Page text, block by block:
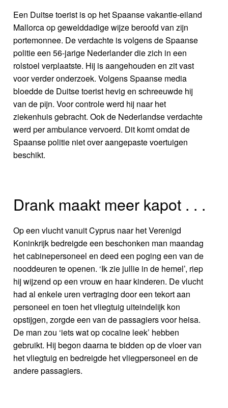
Een Duitse toerist is op het Spaanse vakantie-eiland
Mallorca op gewelddadige wijze beroofd van zijn
portemonnee. De verdachte is volgens de Spaanse
politie een 56-jarige Nederlander die zich in een
rolstoel verplaatste. Hij is aangehouden en zit vast
voor verder onderzoek. Volgens Spaanse media
bloedde de Duitse toerist hevig en schreeuwde hij
van de pijn. Voor controle werd hij naar het
ziekenhuis gebracht. Ook de Nederlandse verdachte
werd per ambulance vervoerd. Dit komt omdat de
Spaanse politie niet over aangepaste voertuigen
beschikt.
Drank maakt meer kapot . . .
Op een vlucht vanuit Cyprus naar het Verenigd
Koninkrijk bedreigde een beschonken man maandag
het cabinepersoneel en deed een poging een van de
nooddeuren te openen. ‘Ik zie jullie in de hemel’, riep
hij wijzend op een vrouw en haar kinderen. De vlucht
had al enkele uren vertraging door een tekort aan
personeel en toen het vliegtuig uiteindelijk kon
opstijgen, zorgde een van de passagiers voor heisa.
De man zou ‘iets wat op cocaïne leek’ hebben
gebruikt. Hij begon daarna te bidden op de vloer van
het vliegtuig en bedreigde het vliegpersoneel en de
andere passagiers.